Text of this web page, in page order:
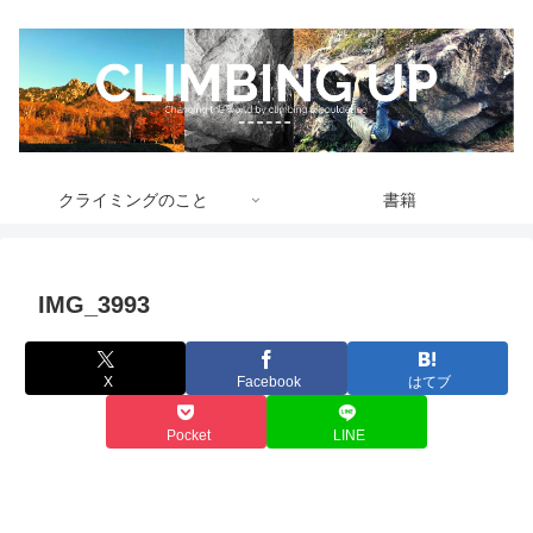
クライミングのこと 書籍
IMG_3993
X Facebook はてブ
Pocket LINE